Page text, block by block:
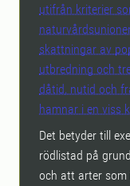
utifrån kriterier
skattningar av
utbredning och
dåtid, nutid och
hamnar i en viss
Det betyder till
rödlistad på
och att arter som